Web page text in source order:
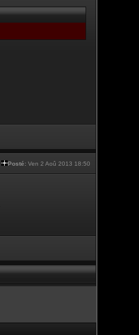
Posté: Ven 2 Aoû 2013 18:50